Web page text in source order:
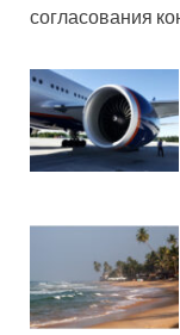
согласования